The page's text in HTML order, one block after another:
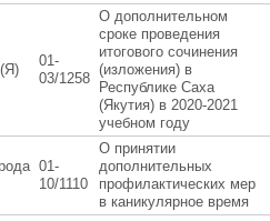
01-
03/1258
О дополнительном
сроке проведения
итогового сочинения
(изложения) в
Республике Саха
(Якутия) в 2020-2021
учебном году
01-
10/1110
О принятии
дополнительных
профилактических мер
в каникулярное время